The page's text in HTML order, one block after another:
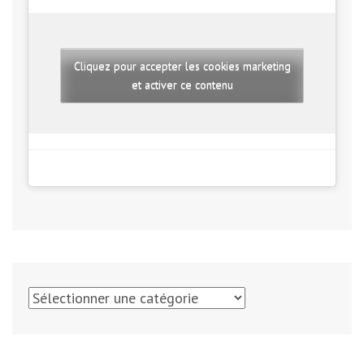
Cliquez pour accepter les cookies marketing
et activer ce contenu
Catégories